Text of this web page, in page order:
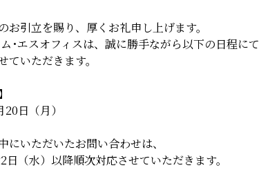
お引立を賜り、厚くお礼申し上げます。
･エスオフィスは、誠に勝手ながら以下の日程にて
ていただきます。
日（月）
にいただいたお問い合わせは、
日（水）以降順次対応させていただきます。